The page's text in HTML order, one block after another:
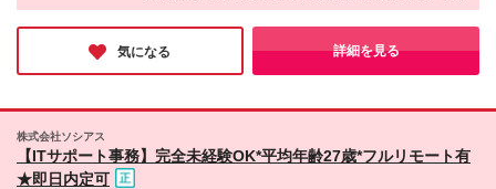
コツ目の前の仕事に取り組める □同年代の仲間と一緒
に働きたい □人とコミュニケーションを取りながら仕
味がある
す！ 経験年数に関係なくスキルアップやキャリアア
ップしやすく、 入社1年未満で主任に昇格、入社2年
未満で月給が10万円以上UP、 入社3年目で前職から
人紹介や社内表彰で年収100万円アップも可能！／ エ
宅勤務・フルリモートも叶えられる！／ 入社後1ヶ月
間は本社にて対面で研修を実施し、その後各プロジェ
クトへの配属となりますが スキルを身につけていけ
※(変更の範囲)上記を除く当社関連勤務地 ※フルリモ
ートの場合は通勤不要
アスでは、一人ひとりのキャリアを大切にしていて、年齢に関係
なく早期のキャリアアップが叶う環境が整っているそうです。
「サポートがしっかりしている環境でチャレンジしたい！」と思
った方は、ぜひ一度面接でその雰囲気を感じてみてください♪
気になる 詳細を見る
株式会社ソシアス
【ITサポート事務】完全未経験OK*平均年齢27歳*フルリモート有
★即日内定可